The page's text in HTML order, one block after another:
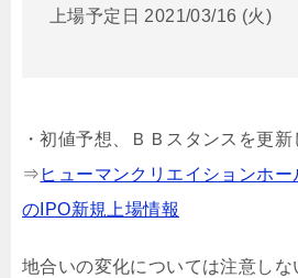
上場予定日 2021/03/16 (火)
・初値予想、ＢＢスタンスを更新
⇒ ヒューマンクリエイションホ
のIPO新規上場情報
地合いの変化については注意しな